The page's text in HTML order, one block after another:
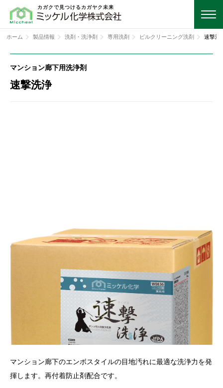
カガクで見つけるカガヤク未来
ホーム 製品情報 洗剤・洗浄剤 専用洗剤 ビルクリーニング洗剤 速撃洗
マンション廊下用洗浄剤
速撃洗浄
マンション廊下のエンボスタイルの目地汚れに最適な洗浄力を発
揮します。再付着防止剤配合です。